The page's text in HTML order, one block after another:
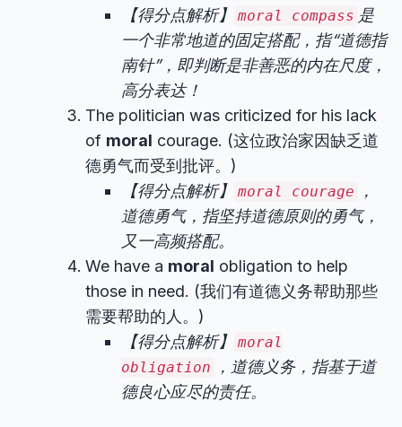
【得分点解析】 moral compass 是
一个非常地道的固定搭配，指“道德指
南针”，即判断是非善恶的内在尺度，
高分表达！
The politician was criticized for his lack
of moral courage. (这位政治家因缺乏道
德勇气而受到批评。)
【得分点解析】 moral courage
，
道德勇气，指坚持道德原则的勇气，
又一高频搭配。
We have a moral obligation to help
those in need. (我们有道德义务帮助那些
需要帮助的人。)
【得分点解析】 moral
obligation
，道德义务，指基于道
德良心应尽的责任。